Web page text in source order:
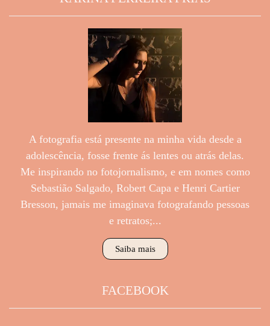
A fotografia está presente na minha vida desde a
adolescência, fosse frente ás lentes ou atrás delas.
Me inspirando no fotojornalismo, e em nomes como
Sebastião Salgado, Robert Capa e Henri Cartier
Bresson, jamais me imaginava fotografando pessoas
e retratos;...
Saiba mais
FACEBOOK